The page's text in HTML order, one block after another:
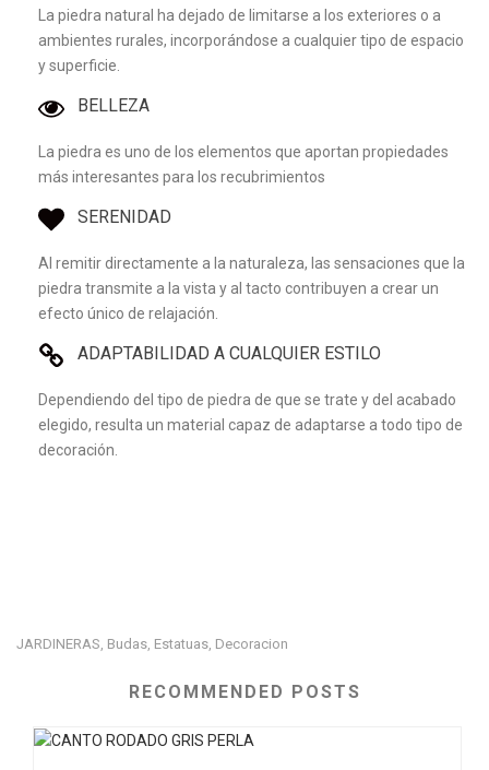
La piedra natural ha dejado de limitarse a los exteriores o a
ambientes rurales, incorporándose a cualquier tipo de espacio
y superficie.
BELLEZA
La piedra es uno de los elementos que aportan propiedades
más interesantes para los recubrimientos
SERENIDAD
Al remitir directamente a la naturaleza, las sensaciones que la
piedra transmite a la vista y al tacto contribuyen a crear un
efecto único de relajación.
ADAPTABILIDAD A CUALQUIER ESTILO
Dependiendo del tipo de piedra de que se trate y del acabado
elegido, resulta un material capaz de adaptarse a todo tipo de
decoración.
JARDINERAS, Budas, Estatuas, Decoracion
RECOMMENDED POSTS